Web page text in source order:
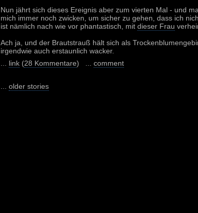
Nun jährt sich dieses Ereignis aber zum vierten Mal - und
mich immer noch zwicken, um sicher zu gehen, dass ich
ist nämlich nach wie vor phantastisch, mit dieser Frau
Ach ja, und der Brautstrauß hält sich als
irgendwie auch erstaunlich wacker.
link (28 Kommentare) ... comment
older stories